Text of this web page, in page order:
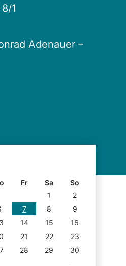
1
Adenauer –
Fr Sa
So
1
2
7 8
9
14 15
16
21 22
23
28 29
30